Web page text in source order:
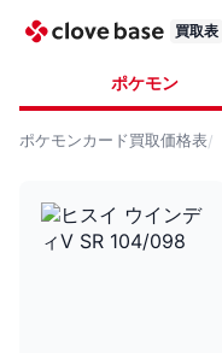
買取表
ポケモン
ポケモンカード買取価格表